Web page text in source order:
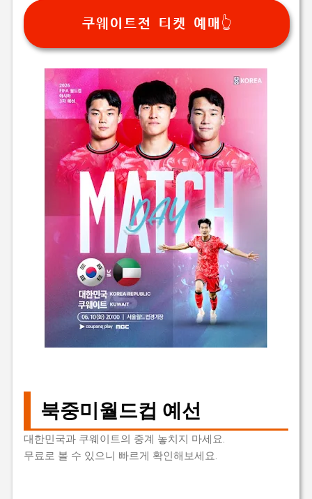
쿠웨이트전 티켓 예매👆
북중미월드컵 예선
대한민국과 쿠웨이트의 중계 놓치지 마세요.
무료로 볼 수 있으니 빠르게 확인해보세요.